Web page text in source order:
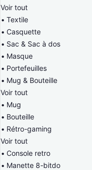
Voir tout
Textile
Casquette
Sac & Sac à dos
Masque
Portefeuilles
Mug & Bouteille
Voir tout
Mug
Bouteille
Rétro-gaming
Voir tout
Console retro
Manette 8-bitdo